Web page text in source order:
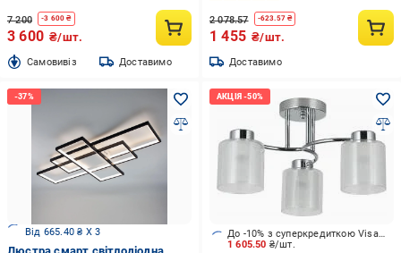
7 200 -3 600 ₴
3 600 ₴/шт.
Cамовивіз Доставимо
2 078.57 -623.57₴
1 455 ₴/шт.
Доставимо
Від 665.40 ₴ X 3
1 605.50 ₴/шт.
До -10% з суперкредиткою Visa Вигода